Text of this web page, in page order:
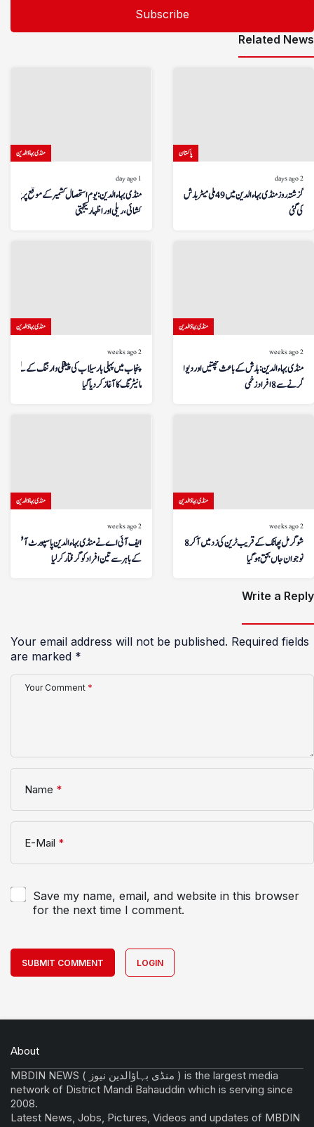
Related News
منڈی بہاؤالدین
1 day ago
منڈی بہاءالدین: یوم استحصال کشمیر کے موقع پر پرچم
کشائی، ریلی اور اظہار یکجہتی
پاکستان
2 days ago
گزشتہ روز منڈی بہاءالدین میں 49 ملی میٹر بارش ریکارڈ
کی گئی
منڈی بہاؤالدین
2 weeks ago
پنجاب میں پہلی بار سیلاب کی پیشگی وارننگ کے لیے
مانیٹرنگ کا آغاز کر دیا گیا
منڈی بہاؤالدین
2 weeks ago
منڈی بہاءالدین: بارش کے باعث چھتیں اور دیواریں
گرنے سے 8 افراد زخمی
منڈی بہاؤالدین
2 weeks ago
ایف آئی اے نے منڈی بہاءالدین پاسپورٹ آفس
کے باہر سے تین افراد کو گرفتار کر لیا
منڈی بہاؤالدین
2 weeks ago
نوجوان جاں بحق ہوگیا
Write a Reply
Your email address will not be published. Required fields
are marked *
Your Comment *
Name *
E-Mail *
Save my name, email, and website in this browser
for the next time I comment.
SUBMIT COMMENT LOGIN
About
MBDIN NEWS ( منڈی بہاؤالدین نیوز ) is the largest media
network of District Mandi Bahauddin which is serving since
2008.
Latest News, Jobs, Pictures, Videos and updates of MBDIN